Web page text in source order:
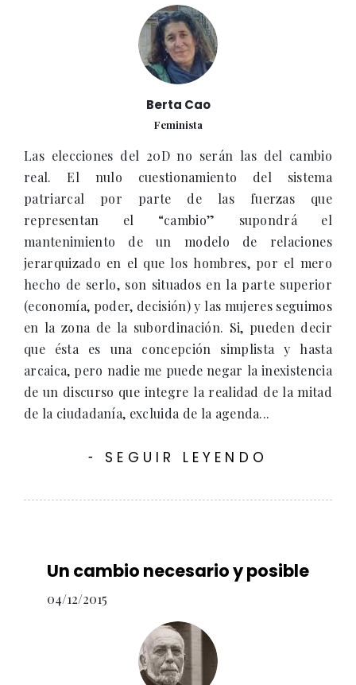
Berta Cao
Feminista
Las elecciones del 20D no serán las del cambio
real. El nulo cuestionamiento del sistema
patriarcal por parte de las fuerzas que
representan el “cambio” supondrá el
mantenimiento de un modelo de relaciones
jerarquizado en el que los hombres, por el mero
hecho de serlo, son situados en la parte superior
(economía, poder, decisión) y las mujeres seguimos
en la zona de la subordinación. Si, pueden decir
que ésta es una concepción simplista y hasta
arcaica, pero nadie me puede negar la inexistencia
de un discurso que integre la realidad de la mitad
de la ciudadanía, excluida de la agenda...
- SEGUIR LEYENDO
Un cambio necesario y posible
04/12/2015